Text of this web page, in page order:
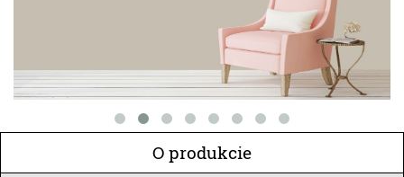
O produkcie